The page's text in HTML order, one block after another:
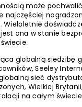
może
najczęściej
ona w stanie
globalną siedzibę
Seeley
sieć
Wielkiej Brytanii,
na całym